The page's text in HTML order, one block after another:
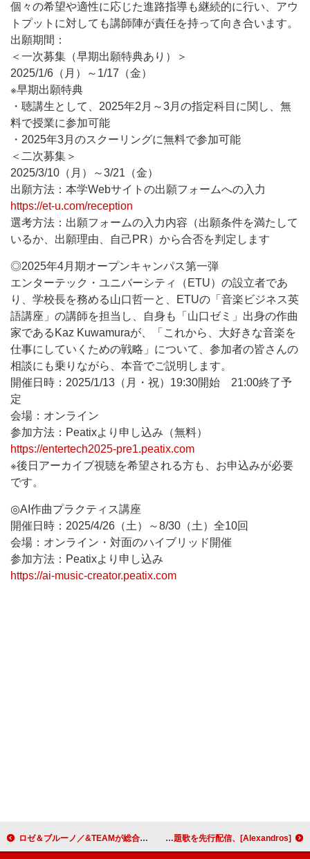
個々の希望や適性に応じた進路指導も継続的に行い、アウ
トプットに対しても講師陣が責任を持って向き合います。
出願期間：
＜一次募集（早期出願特典あり）＞
2025/1/6（月）～1/17（金）
※早期出願特典
・聴講生として、2025年2月～3月の指定科目に関し、無
料で授業に参加可能
・2025年3月のスクーリングに無料で参加可能
＜二次募集＞
2025/3/10（月）～3/21（金）
出願方法：本学Webサイトの出願フォームへの入力
https://et-u.com/reception
選考方法：出願フォームの入力内容（出願条件を満たして
いるか、出願理由、自己PR）から合否を判定します
◎2025年4月期オープンキャンパス第一弾
エンターテック・ユニバーシティ（ETU）の設立者であ
り、学校長を務める山口哲一と、ETUの「音楽ビジネス英
語講座」の講師を担当し、自身も「山口ゼミ」出身の作曲
家であるKaz Kuwamuraが、「これから、大好きな音楽を
仕事にしていくための戦略」について、参加者の皆さんの
相談にも乗りながら、本音でご説明します。
開催日時：2025/1/13（月・祝）19:30開始 21:00終了予
定
会場：オンライン
参加方法：Peatixより申し込み（無料）
https://entertech2025-pre1.peatix.com
※後日アーカイブ視聴を希望される方も、お申込みが必要
です。
◎AI作曲プラクティス講座
開催日時：2025/4/26（土）～8/30（土）全10回
会場：オンライン・対面のハイブリッド開催
参加方法：Peatixより申し込み
https://ai-music-creator.peatix.com
ロゼ＆ブルーノ／&TEAMが総合首位、マイファス×HYDE『鬼滅』曲が1億、ベビメタ初の冠ラジオ：今週の邦楽まとめニュース [Alexandros]、唐沢寿明の主演ドラマ『プライベートバンカー』主題歌を先行配信